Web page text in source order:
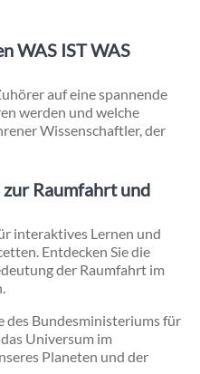
WAS IST WAS
auf eine spannende
werden und welche
Wissenschaftler, der
Raumfahrt und
interaktives Lernen und
Entdecken Sie die
der Raumfahrt im
des Bundesministeriums für
Universum im
Planeten und der